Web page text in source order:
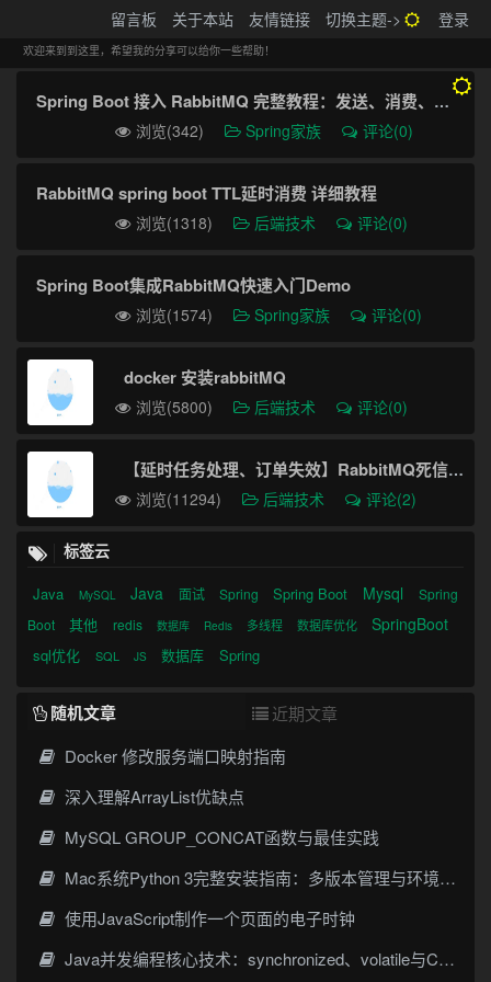
留言板 关于本站 友情链接 切换主题-> 登录
欢迎来到到这里，希望我的分享可以给你一些帮助！
Spring Boot 接入 RabbitMQ 完整教程：发送、消费、确认与死信队列
浏览(342)
Spring家族 评论(0)
RabbitMQ spring boot TTL延时消费 详细教程
浏览(1318) 后端技术 评论(0)
Spring Boot集成RabbitMQ快速入门Demo
浏览(1574) Spring家族 评论(0)
docker 安装rabbitMQ
浏览(5800) 后端技术 评论(0)
【延时任务处理、订单失效】RabbitMQ死信队列实现
浏览(11294)
后端技术 评论(2)
标签云
Java MySQL Java 面试 Spring Spring Boot Mysql
Spring
Boot
其他 redis 数据库 Redis 多线程 数据库优化 SpringBoot
sql优化 SQL JS 数据库 Spring
随机文章
近期文章
Docker 修改服务端口映射指南
深入理解ArrayList优缺点
MySQL GROUP_CONCAT函数与最佳实践
Mac系统Python 3完整安装指南：多版本管理与环境配置详解
使用JavaScript制作一个页面的电子时钟
Java并发编程核心技术：synchronized、volatile与CAS